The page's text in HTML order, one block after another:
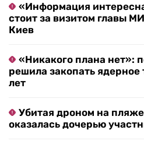
«Информация
стоит за визитом главы
Киев
«Никакого плана нет»:
решила закопать ядерное
лет
Убитая дроном на
оказалась дочерью